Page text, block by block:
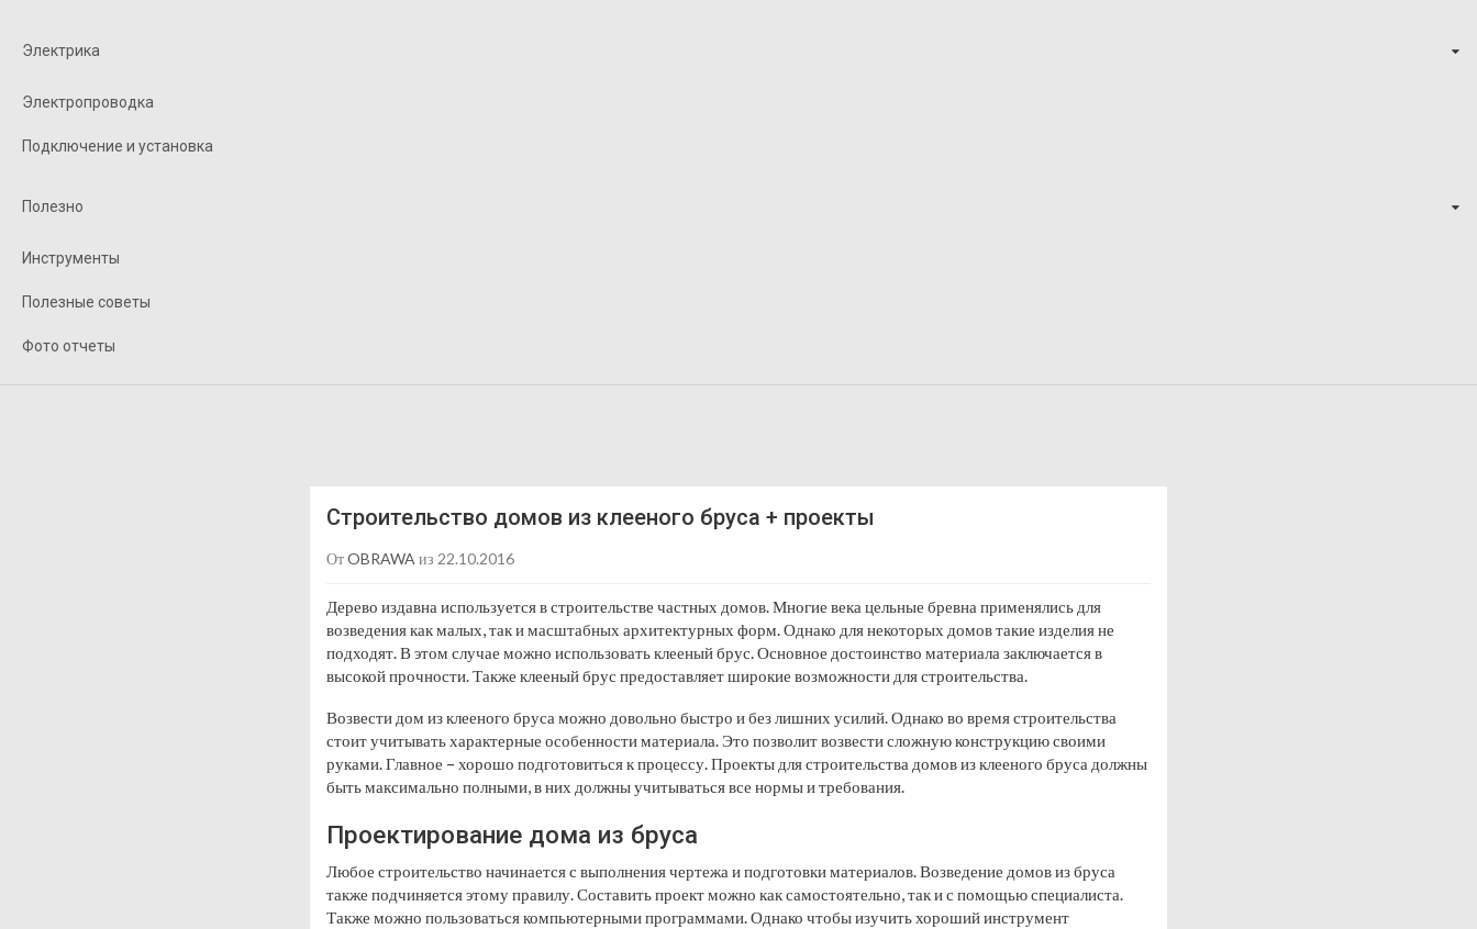
Электрика
Электропроводка
Подключение и установка
Полезно
Инструменты
Полезные советы
Фото отчеты
Строительство домов из клееного бруса + проекты
ОтOBRAWA из 22.10.2016
Дерево издавна используется в строительстве частных домов. Многие века цельные бревна применялись для
возведения как малых, так и масштабных архитектурных форм. Однако для некоторых домов такие изделия не
подходят. В этом случае можно использовать клееный брус. Основное достоинство материала заключается в
высокой прочности. Также клееный брус предоставляет широкие возможности для строительства.
Возвести дом из клееного бруса можно довольно быстро и без лишних усилий. Однако во время строительства
стоит учитывать характерные особенности материала. Это позволит возвести сложную конструкцию своими
руками. Главное – хорошо подготовиться к процессу. Проекты для строительства домов из клееного бруса должны
быть максимально полными, в них должны учитываться все нормы и требования.
Проектирование дома из бруса
Любое строительство начинается с выполнения чертежа и подготовки материалов. Возведение домов из бруса
также подчиняется этому правилу. Составить проект можно как самостоятельно, так и с помощью специалиста.
Также можно пользоваться компьютерными программами. Однако чтобы изучить хороший инструмент